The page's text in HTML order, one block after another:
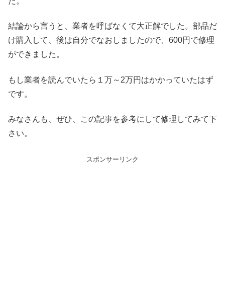
結論から言うと、業者を呼ばなくて大正解でした。部品だ
け購入して、後は自分でなおしましたので、600円で修理
ができました。
もし業者を読んでいたら１万～2万円はかかっていたはず
です。
みなさんも、ぜひ、この記事を参考にして修理してみて下
さい。
スポンサーリンク